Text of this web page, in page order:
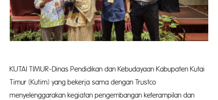
KUTAI TIMUR-Dinas Pendidikan dan Kebudayaan Kabupaten Kutai
Timur (Kutim) yang bekerja sama dengan Trustco
menyelenggarakan kegiatan pengembangan keterampilan dan